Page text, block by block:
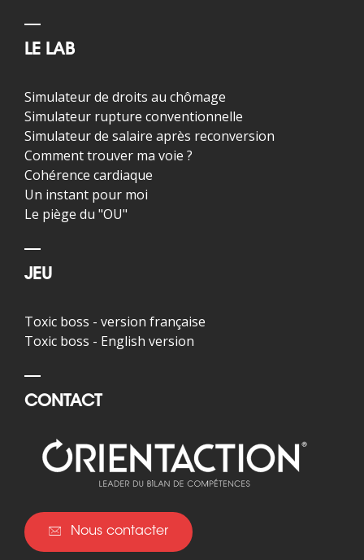
LE LAB
Simulateur de droits au chômage
Simulateur rupture conventionnelle
Simulateur de salaire après reconversion
Comment trouver ma voie ?
Cohérence cardiaque
Un instant pour moi
Le piège du "OU"
JEU
Toxic boss - version française
Toxic boss - English version
CONTACT
Nous contacter